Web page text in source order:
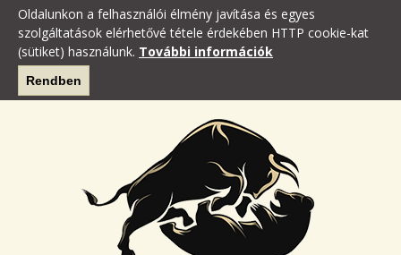
Oldalunkon a felhasználói élmény javítása és egyes
szolgáltatások elérhetővé tétele érdekében HTTP cookie-kat
(sütiket) használunk. További információk
Rendben